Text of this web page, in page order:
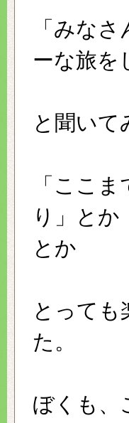
「みな
ーな旅を
と聞いて
「ここ
り」とか
とか
とって
た。
ぼくも、